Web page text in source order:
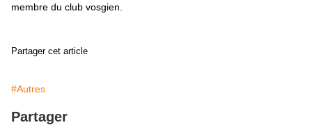
membre du club vosgien.
Partager cet article
#Autres
Partager